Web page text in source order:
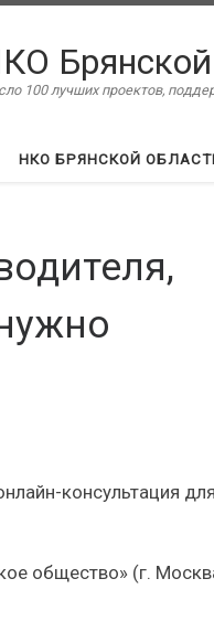
лучших проектов,
НКО БРЯНСКОЙ
консультация
общество» (г.